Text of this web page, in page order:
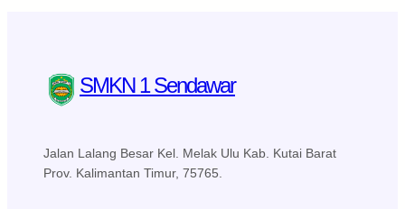
SMKN 1 Sendawar
Jalan Lalang Besar Kel. Melak Ulu Kab. Kutai Barat
Prov. Kalimantan Timur, 75765.